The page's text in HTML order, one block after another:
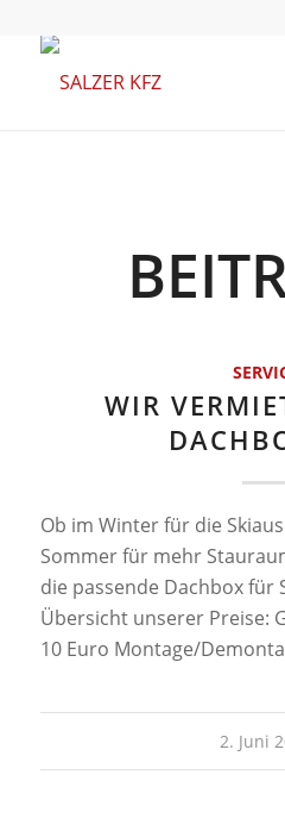
WIR
Ob im Winter für die
Sommer für mehr
die passende Dachbox für
Übersicht unserer Preise:
10 Euro Montage/
2. Juni